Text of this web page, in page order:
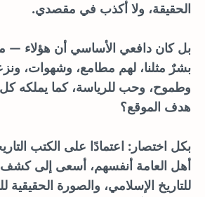
الحقيقة، ولا أكذب في مقصدي.
بل كان دافعي الأساسي أن هؤلاء —
بشرٌ مثلنا، لهم مطامع، وشهوات،
وطموح، وحب للرياسة، كما يملكه
هدف الموقع؟
بكل اختصار: اعتمادًا على الكتب
أهل العامة أنفسهم، أسعى إلى كشف
للتاريخ الإسلامي، والصورة الحقيقية